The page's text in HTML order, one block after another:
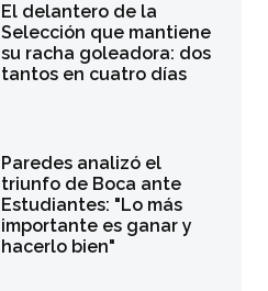
El delantero de la
Selección que mantiene
su racha goleadora: dos
tantos en cuatro días
Paredes analizó el
triunfo de Boca ante
Estudiantes: "Lo más
importante es ganar y
hacerlo bien"